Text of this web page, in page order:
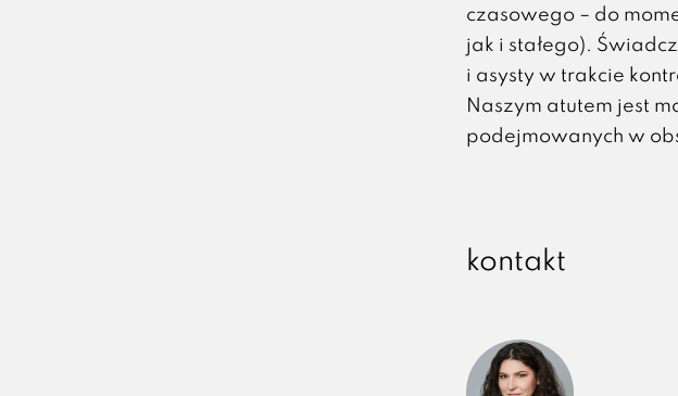
czasowego – do
jak i stałego).
i asysty w trakcie
Naszym atutem jest
podejmowanych w
kontakt
Sylwia